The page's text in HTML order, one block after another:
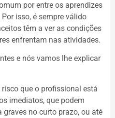
por entre os aprendizes
isso, é sempre válido
têm a ver as condições
enfrentam nas atividades.
e nós vamos lhe explicar
risco que o profissional está
imediatos, que podem
graves no curto prazo, ou até